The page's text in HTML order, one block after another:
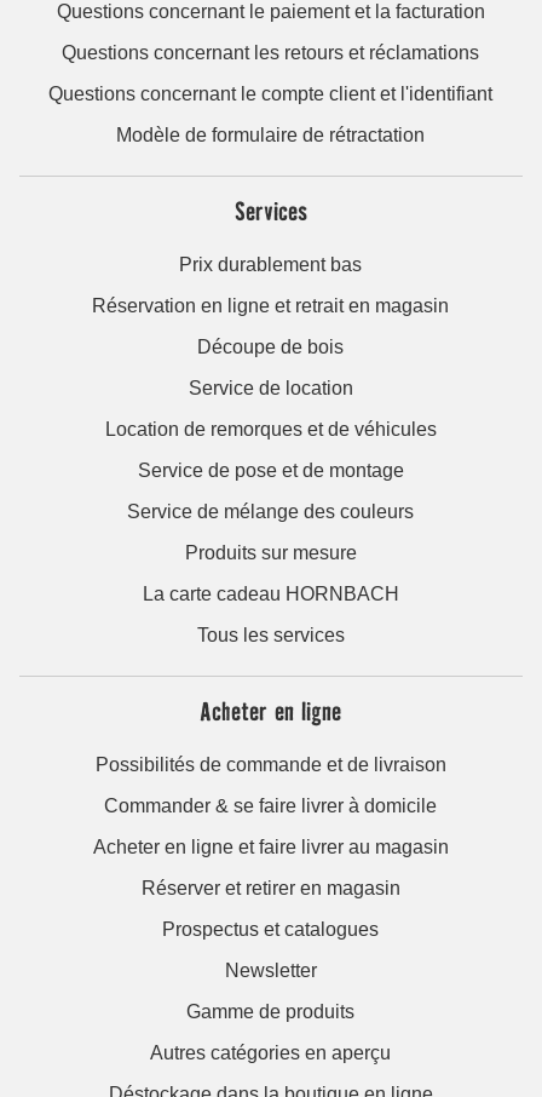
Questions concernant le paiement et la facturation
Questions concernant les retours et réclamations
Questions concernant le compte client et l'identifiant
Modèle de formulaire de rétractation
Services
Prix durablement bas
Réservation en ligne et retrait en magasin
Découpe de bois
Service de location
Location de remorques et de véhicules
Service de pose et de montage
Service de mélange des couleurs
Produits sur mesure
La carte cadeau HORNBACH
Tous les services
Acheter en ligne
Possibilités de commande et de livraison
Commander & se faire livrer à domicile
Acheter en ligne et faire livrer au magasin
Réserver et retirer en magasin
Prospectus et catalogues
Newsletter
Gamme de produits
Autres catégories en aperçu